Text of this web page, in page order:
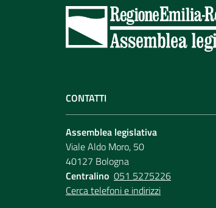
CONTATTI
Assemblea legislativa
Viale Aldo Moro, 50
40127 Bologna
Centralino 051 5275226
Cerca telefoni e indirizzi